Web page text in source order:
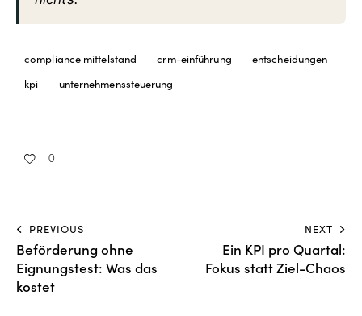
compliance mittelstand crm-einführung
entscheidungen
kpi
unternehmenssteuerung
0
PREVIOUS
Beförderung ohne
Eignungstest: Was das
kostet
NEXT
Ein KPI pro Quartal:
Fokus statt Ziel-Chaos